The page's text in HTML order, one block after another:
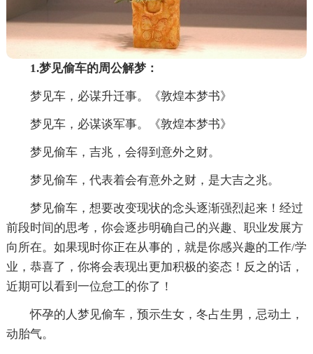
1.梦见偷车的周公解梦：
梦见车，必谋升迁事。《敦煌本梦书》
梦见车，必谋谈军事。《敦煌本梦书》
梦见偷车，吉兆，会得到意外之财。
梦见偷车，代表着会有意外之财，是大吉之兆。
梦见偷车，想要改变现状的念头逐渐强烈起来！经过
前段时间的思考，你会逐步明确自己的兴趣、职业发展方
向所在。如果现时你正在从事的，就是你感兴趣的工作/学
业，恭喜了，你将会表现出更加积极的姿态！反之的话，
近期可以看到一位怠工的你了！
怀孕的人梦见偷车，预示生女，冬占生男，忌动土，
动胎气。